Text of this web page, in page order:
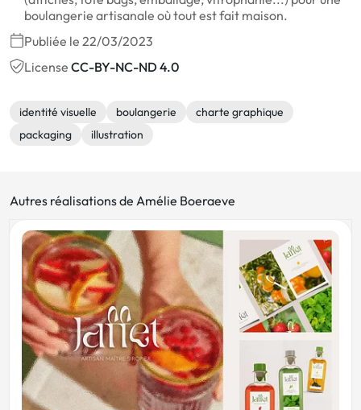
boulangerie artisanale où tout est fait maison.
Publiée le 22/03/2023
License CC-BY-NC-ND 4.0
identité visuelle boulangerie
charte graphique
packaging
illustration
Autres réalisations de Amélie Boeraeve